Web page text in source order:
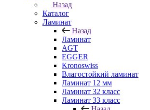
Назад
Каталог
Ламинат
Назад
Ламинат
AGT
EGGER
Kronoswiss
Влагостойкий ламинат
Ламинат 12 мм
Ламинат 32 класс
Ламинат 33 класс